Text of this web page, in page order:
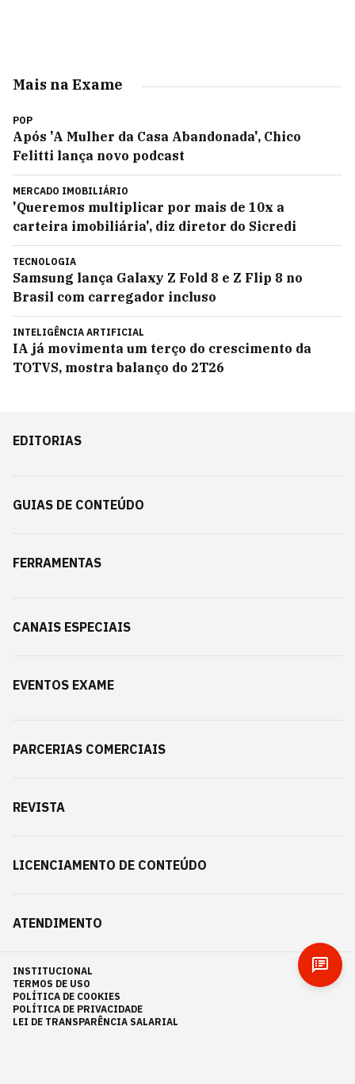
Mais na Exame
POP
Após 'A Mulher da Casa Abandonada', Chico
Felitti lança novo podcast
MERCADO IMOBILIÁRIO
'Queremos multiplicar por mais de 10x a
carteira imobiliária', diz diretor do Sicredi
TECNOLOGIA
Samsung lança Galaxy Z Fold 8 e Z Flip 8 no
Brasil com carregador incluso
INTELIGÊNCIA ARTIFICIAL
IA já movimenta um terço do crescimento da
TOTVS, mostra balanço do 2T26
EDITORIAS
GUIAS DE CONTEÚDO
FERRAMENTAS
CANAIS ESPECIAIS
EVENTOS EXAME
PARCERIAS COMERCIAIS
REVISTA
LICENCIAMENTO DE CONTEÚDO
ATENDIMENTO
INSTITUCIONAL
TERMOS DE USO
POLÍTICA DE COOKIES
POLÍTICA DE PRIVACIDADE
LEI DE TRANSPARÊNCIA SALARIAL